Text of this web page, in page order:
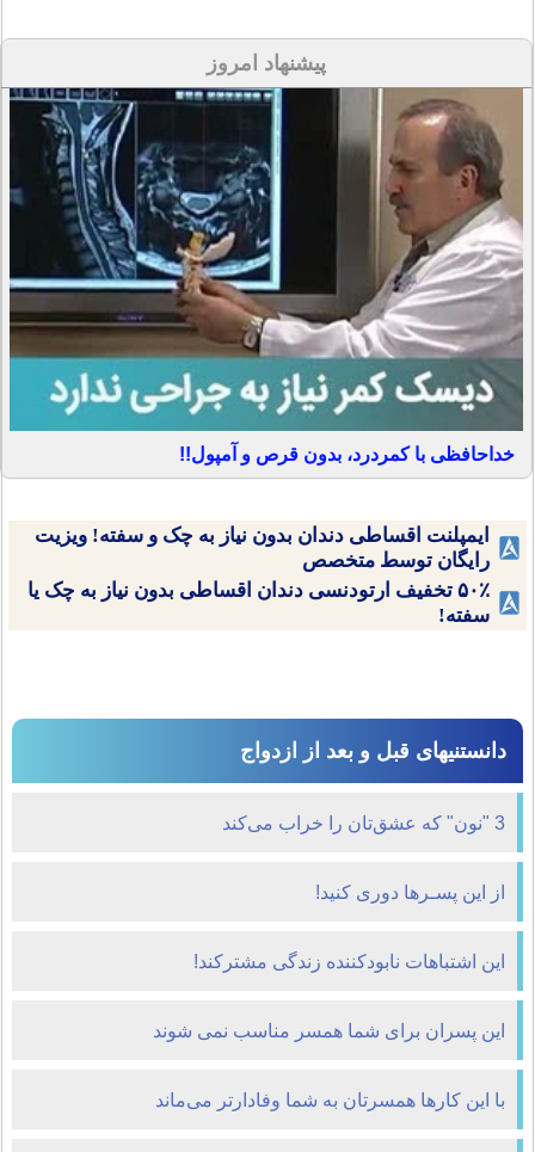
پیشنهاد امروز
خداحافظی با کمردرد، بدون قرص و آمپول!!
ایمپلنت اقساطی دندان بدون نیاز به چک و سفته! ویزیت
رایگان توسط متخصص
۵۰٪ تخفیف ارتودنسی دندان اقساطی بدون نیاز به چک یا
سفته!
دانستنیهای قبل و بعد از ازدواج
3 "نون" که عشق‌تان را خراب می‌کند
از این پسـرها دوری کنید!
این اشتباهات نابودکننده زندگی مشترکند!
این پسران برای شما همسر مناسب نمی شوند
با این کارها همسرتان به شما وفادارتر می‌ماند